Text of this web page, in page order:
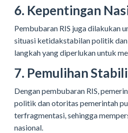
6. Kepentingan
Pembubaran RIS juga dilakukan
situasi ketidakstabilan politik
langkah yang diperlukan untuk
7. Pemulihan
Dengan pembubaran RIS,
politik dan otoritas pemerintah
terfragmentasi, sehingga
nasional.